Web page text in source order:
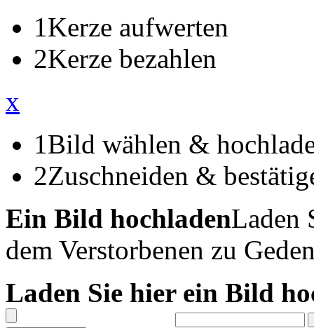
1Kerze aufwerten
2Kerze bezahlen
x
1Bild wählen &
2Zuschneiden &
Ein Bild hochladenLaden
dem Verstorbenen zu
Laden Sie hier ein Bild